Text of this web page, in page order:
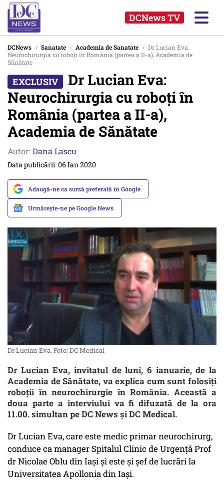
DCNews TV
DCNews › Sanatate › Academia de Sanatate › Dr Lucian Eva:
Neurochirurgia cu roboți în România (partea a II-a), Academia de
Sănătate
Dr Lucian Eva:
Neurochirurgia cu roboți în
România (partea a II-a),
Academia de Sănătate
Autor:Dana Lascu
Data publicării: 06 Ian 2020
Adaugă-ne ca sursă preferată în Google
Urmărește-ne pe Google News
Dr Lucian Eva. Foto: DC Medical
Dr Lucian Eva, invitatul de luni, 6 ianuarie, de la
Academia de Sănătate, va explica cum sunt folosiți
roboții în neurochirurgie în România. Această a
doua parte a interviului va fi difuzată de la ora
11.00. simultan pe DC News și DC Medical.
Dr Lucian Eva, care este medic primar neurochirurg,
conduce ca manager Spitalul Clinic de Urgență Prof
dr Nicolae Oblu din Iași și este și șef de lucrări la
Universitatea Apollonia din Iași.